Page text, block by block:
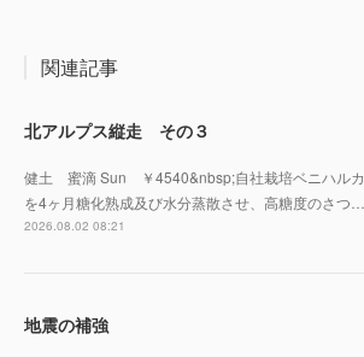
関連記事
北アルプス縦走 その３
健土 蜜滴 Sun ￥4540&nbsp;自社栽培ベニハルカ
を4ヶ月糖化熟成及び水分蒸散させ、高糖度のさつ…
2026.08.02 08:21
地震の補強